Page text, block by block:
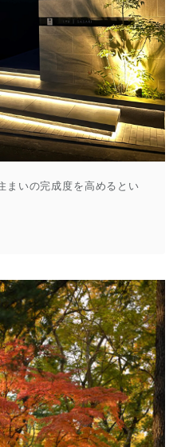
まいの完成度を高めるとい